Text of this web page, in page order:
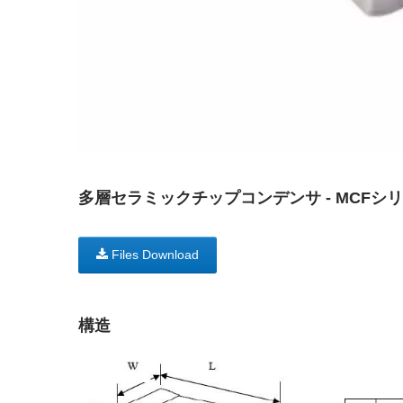
多層セラミックチップコンデンサ - MCFシ
Files Download
構造